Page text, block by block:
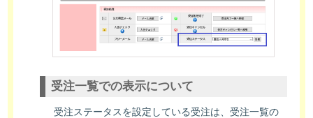
受注一覧での表示について
受注ステータスを設定している受注は、受注一覧の